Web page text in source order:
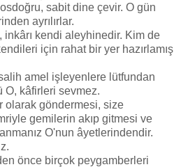
sabit dine çevir. O gün
ayrılırlar.
kendi aleyhinedir. Kim de
için rahat bir yer hazırlamış
amel işleyenlere lütfundan
O, kâfirleri sevmez.
olarak göndermesi, size
gemilerin akıp gitmesi ve
O'nun âyetlerindendir.
önce birçok peygamberleri